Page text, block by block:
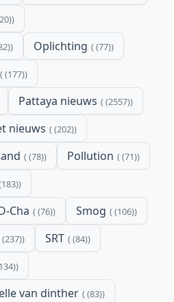
Oplichting (77)
(177)
Pattaya nieuws (2557)
nieuws (202)
(78) Pollution (71)
Cha (76) Smog (106)
(237) SRT (84)
van dinther (83)